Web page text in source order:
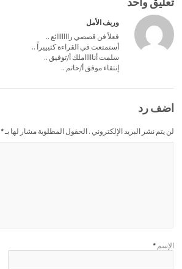
وريف الأمل
فعلاً فن قصصي رااااااائع ..
أستمتعت في القراءة كثيييراً ..
سلمت أناااااملك أ/توفيق ..
إنتقاء موفق أ/حاتم ..
اضف رد
لن يتم نشر البريد الإلكتروني . الحقول المطلوبة مشار لها بـ*
الإسم *